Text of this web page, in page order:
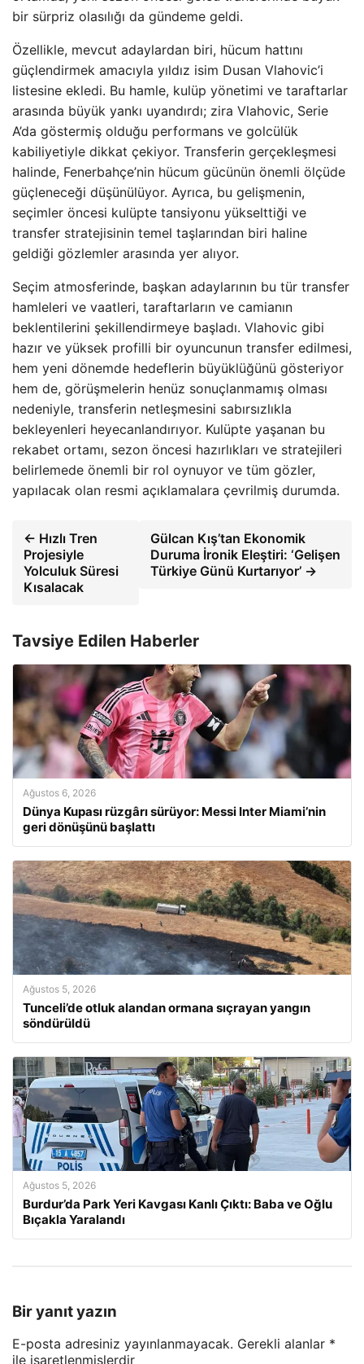
bir sürpriz olasılığı da gündeme geldi.
Özellikle, mevcut adaylardan biri, hücum hattını
güçlendirmek amacıyla yıldız isim Dusan Vlahovic’i
listesine ekledi. Bu hamle, kulüp yönetimi ve taraftarlar
arasında büyük yankı uyandırdı; zira Vlahovic, Serie
A’da göstermiş olduğu performans ve golcülük
kabiliyetiyle dikkat çekiyor. Transferin gerçekleşmesi
halinde, Fenerbahçe’nin hücum gücünün önemli ölçüde
güçleneceği düşünülüyor. Ayrıca, bu gelişmenin,
seçimler öncesi kulüpte tansiyonu yükselttiği ve
transfer stratejisinin temel taşlarından biri haline
geldiği gözlemler arasında yer alıyor.
Seçim atmosferinde, başkan adaylarının bu tür transfer
hamleleri ve vaatleri, taraftarların ve camianın
beklentilerini şekillendirmeye başladı. Vlahovic gibi
hazır ve yüksek profilli bir oyuncunun transfer edilmesi,
hem yeni dönemde hedeflerin büyüklüğünü gösteriyor
hem de, görüşmelerin henüz sonuçlanmamış olması
nedeniyle, transferin netleşmesini sabırsızlıkla
bekleyenleri heyecanlandırıyor. Kulüpte yaşanan bu
rekabet ortamı, sezon öncesi hazırlıkları ve stratejileri
belirlemede önemli bir rol oynuyor ve tüm gözler,
yapılacak olan resmi açıklamalara çevrilmiş durumda.
← Hızlı Tren
Projesiyle
Yolculuk Süresi
Kısalacak
Gülcan Kış’tan Ekonomik
Duruma İronik Eleştiri: ‘Gelişen
Türkiye Günü Kurtarıyor’ →
Tavsiye Edilen Haberler
Ağustos 6, 2026
Dünya Kupası rüzgârı sürüyor: Messi Inter Miami’nin
geri dönüşünü başlattı
Ağustos 5, 2026
Tunceli’de otluk alandan ormana sıçrayan yangın
söndürüldü
Ağustos 5, 2026
Burdur’da Park Yeri Kavgası Kanlı Çıktı: Baba ve Oğlu
Bıçakla Yaralandı
Bir yanıt yazın
E-posta adresiniz yayınlanmayacak. Gerekli alanlar *
ile işaretlenmişlerdir